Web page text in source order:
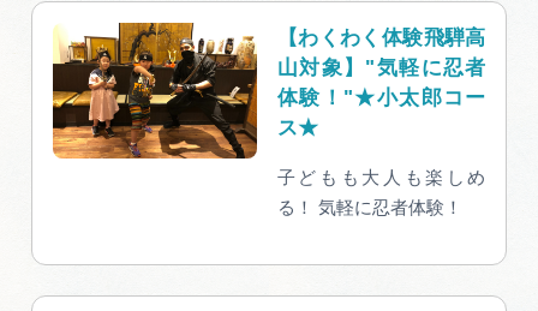
【わくわく体験飛騨高
山対象】"気軽に忍者
体験！"★小太郎コー
ス★
子どもも大人も楽しめ
る！ 気軽に忍者体験！